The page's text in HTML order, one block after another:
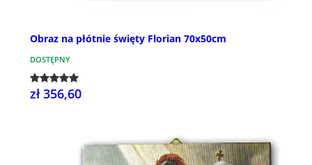
Obraz na płótnie święty Florian 70x50cm
DOSTĘPNY
zł 356,60